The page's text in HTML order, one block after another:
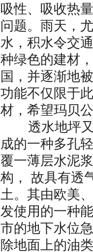
吸性、吸收热
问题。雨天，
水，积水令交
种绿色的建材
国，并逐渐地
功能不仅限于
材，希望玛贝
透水地坪
成的一种多孔
覆一薄层水泥
构， 故具有透
土。其由欧美
发使用的一种
市的地下水位
除地面上的油